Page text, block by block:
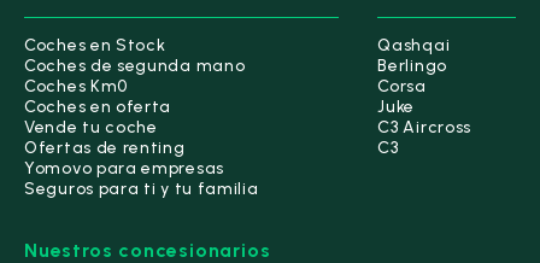
Coches en Stock
Coches de segunda mano
Coches Km0
Coches en oferta
Vende tu coche
Ofertas de renting
Yomovo para empresas
Seguros para ti y tu familia
Qashqai
Berlingo
Corsa
Juke
C3 Aircross
C3
Nuestros concesionarios